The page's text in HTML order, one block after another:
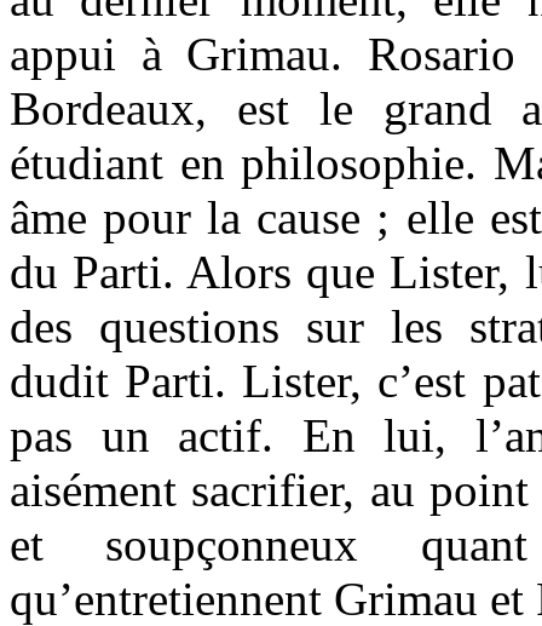
appui à Grimau.
Bordeaux, est le grand
étudiant en philosophie.
âme pour la cause ; elle
du Parti. Alors que Lister,
des questions sur les
dudit Parti. Lister, c’est
pas un actif. En lui,
aisément sacrifier, au
et soupçonneux
qu’entretiennent Grimau et